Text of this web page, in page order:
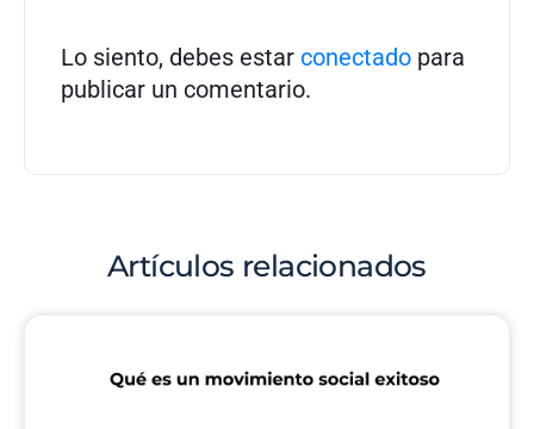
Lo siento, debes estar conectado para
publicar un comentario.
Artículos relacionados